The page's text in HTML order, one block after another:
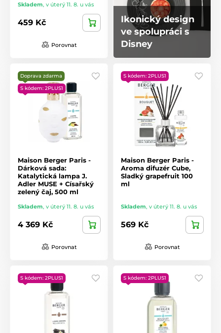
Skladem, v úterý 11. 8. u vás
459 Kč
Porovnat
Ikonický design
ve spolupráci s
Disney
Doprava zdarma
S kódem: 2PLUS1
Maison Berger Paris -
Dárková sada:
Katalytická lampa J.
Adler MUSE + Císařský
zelený čaj, 500 ml
Skladem, v úterý 11. 8. u vás
4 369 Kč
Porovnat
S kódem: 2PLUS1
Maison Berger Paris -
Aroma difuzér Cube,
Sladký grapefruit 100
ml
Skladem, v úterý 11. 8. u vás
569 Kč
Porovnat
S kódem: 2PLUS1 S kódem: 2PLUS1